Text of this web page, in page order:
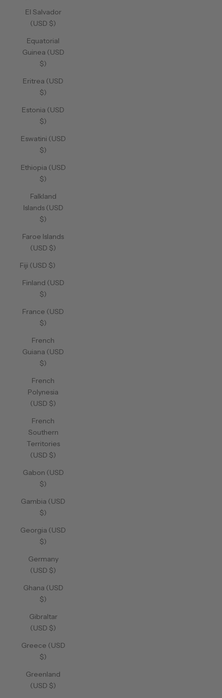
El Salvador
(USD $)
Equatorial
Guinea (USD
$)
Eritrea (USD
$)
Estonia (USD
$)
Eswatini (USD
$)
Ethiopia (USD
$)
Falkland
Islands (USD
$)
Faroe Islands
(USD $)
Fiji (USD $)
Finland (USD
$)
France (USD
$)
French
Guiana (USD
$)
French
Polynesia
(USD $)
French
Southern
Territories
(USD $)
Gabon (USD
$)
Gambia (USD
$)
Georgia (USD
$)
Germany
(USD $)
Ghana (USD
$)
Gibraltar
(USD $)
Greece (USD
$)
Greenland
(USD $)